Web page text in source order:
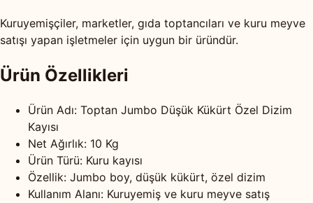
Kuruyemişçiler, marketler, gıda toptancıları ve kuru meyve
satışı yapan işletmeler için uygun bir üründür.
Ürün Özellikleri
Ürün Adı: Toptan Jumbo Düşük Kükürt Özel Dizim
Kayısı
Net Ağırlık: 10 Kg
Ürün Türü: Kuru kayısı
Özellik: Jumbo boy, düşük kükürt, özel dizim
Kullanım Alanı: Kuruyemiş ve kuru meyve satış